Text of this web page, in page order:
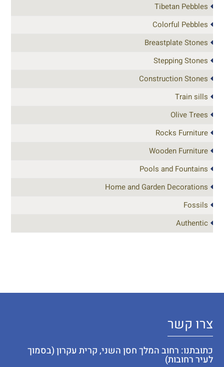
Tibetan Pebbles
Colorful Pebbles
Breastplate Stones
Stepping Stones
Construction Stones
Train sills
Olive Trees
Rocks Furniture
Wooden Furniture
Pools and Fountains
Home and Garden Decorations
Fossils
Authentic
צרו קשר
כתובתנו: רחוב המלך חסן השני, קרית עקרון (בסמוך
לעיר רחובות)